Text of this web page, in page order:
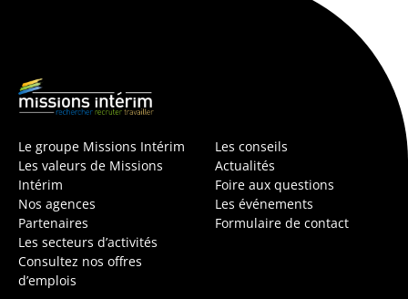
Le groupe Missions Intérim
Les valeurs de Missions
Intérim
Nos agences
Partenaires
Les secteurs d’activités
Consultez nos offres
d’emplois
Les conseils
Actualités
Foire aux questions
Les événements
Formulaire de contact